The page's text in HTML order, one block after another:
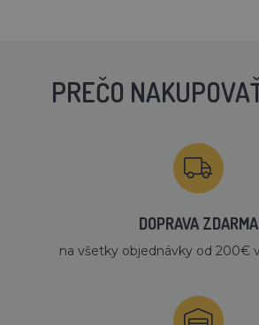
PREČO
DOPRAVA ZDARMA
na všetky objednávky od 200€